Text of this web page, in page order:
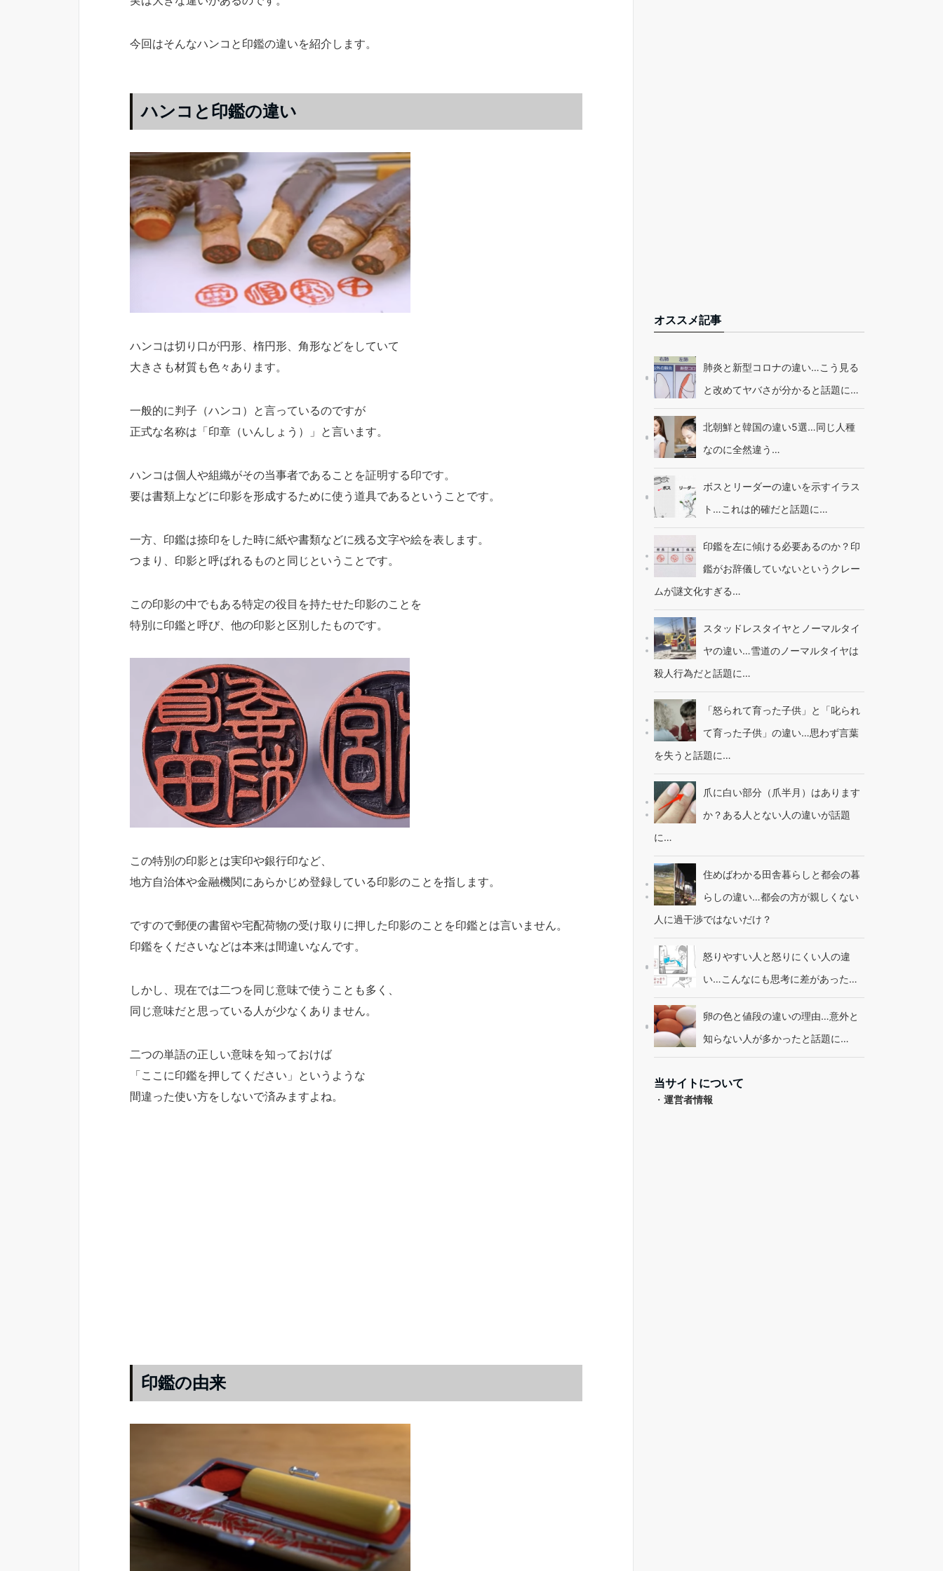
今回はそんなハンコと印鑑の違いを紹介します。
ハンコと印鑑の違い
ハンコは切り口が円形、楕円形、角形などをしていて
大きさも材質も色々あります。
一般的に判子（ハンコ）と言っているのですが
正式な名称は「印章（いんしょう）」と言います。
ハンコは個人や組織がその当事者であることを証明する印です。
要は書類上などに印影を形成するために使う道具であるということです。
一方、印鑑は捺印をした時に紙や書類などに残る文字や絵を表します。
つまり、印影と呼ばれるものと同じということです。
この印影の中でもある特定の役目を持たせた印影のことを
特別に印鑑と呼び、他の印影と区別したものです。
この特別の印影とは実印や銀行印など、
地方自治体や金融機関にあらかじめ登録している印影のことを指します。
ですので郵便の書留や宅配荷物の受け取りに押した印影のことを印鑑とは言いません。
印鑑をくださいなどは本来は間違いなんです。
しかし、現在では二つを同じ意味で使うことも多く、
同じ意味だと思っている人が少なくありません。
二つの単語の正しい意味を知っておけば
「ここに印鑑を押してください」というような
間違った使い方をしないで済みますよね。
印鑑の由来
オススメ記事
肺炎と新型コロナの違い…こう見る
と改めてヤバさが分かると話題に…
北朝鮮と韓国の違い5選…同じ人種
なのに全然違う…
ボスとリーダーの違いを示すイラス
ト…これは的確だと話題に…
印鑑を左に傾ける必要あるのか？印
鑑がお辞儀していないというクレー
ムが謎文化すぎる…
スタッドレスタイヤとノーマルタイ
ヤの違い…雪道のノーマルタイヤは
殺人行為だと話題に…
「怒られて育った子供」と「叱られ
て育った子供」の違い…思わず言葉
を失うと話題に…
爪に白い部分（爪半月）はあります
か？ある人とない人の違いが話題
に…
住めばわかる田舎暮らしと都会の暮
らしの違い…都会の方が親しくない
人に過干渉ではないだけ？
怒りやすい人と怒りにくい人の違
い…こんなにも思考に差があった…
卵の色と値段の違いの理由…意外と
知らない人が多かったと話題に…
当サイトについて
・ 運営者情報